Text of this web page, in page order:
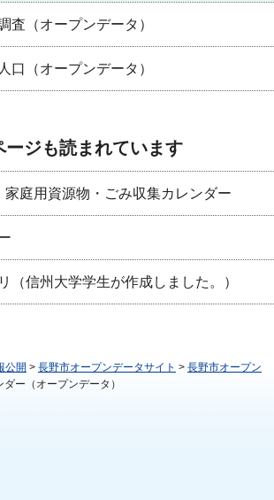
査（オープンデータ）
口（オープンデータ）
ージも読まれています
家庭用資源物・ごみ収集カレンダー
（信州大学学生が作成しました。）
公開 > 長野市オープンデータサイト > 長野市オープン
ー（オープンデータ）